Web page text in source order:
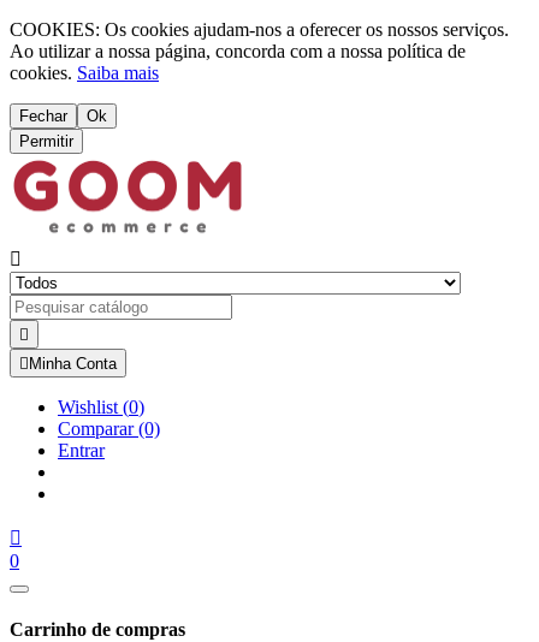
COOKIES: Os cookies ajudam-nos a oferecer os nossos serviços.
Ao utilizar a nossa página, concorda com a nossa política de
cookies. Saiba mais
Fechar
Ok
Permitir


 Minha Conta
Wishlist (0)
Comparar(0)
Entrar

0
Carrinho de compras